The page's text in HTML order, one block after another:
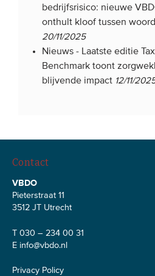
bedrijfsrisico: nieuwe
onthult kloof tussen
20/11/2025
Nieuws - Laatste editie
Benchmark toont
blijvende impact 12/11/
Contact
VBDO
Pieterstraat 11
3512 JT Utrecht
T 030 – 234 00 31
E info@vbdo.nl
Privacy Policy